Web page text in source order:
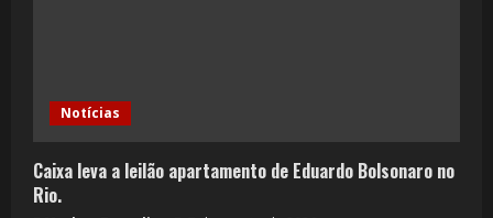
Notícias
Caixa leva a leilão apartamento de Eduardo Bolsonaro no
Rio.